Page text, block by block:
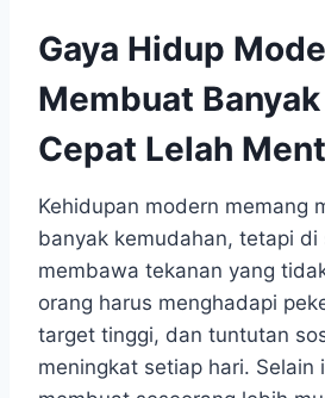
Gaya Hidup
Membuat
Cepat Lelah
Kehidupan modern memang
banyak kemudahan, tetapi di
membawa tekanan yang
orang harus menghadapi
target tinggi, dan tuntutan
meningkat setiap hari. Selain